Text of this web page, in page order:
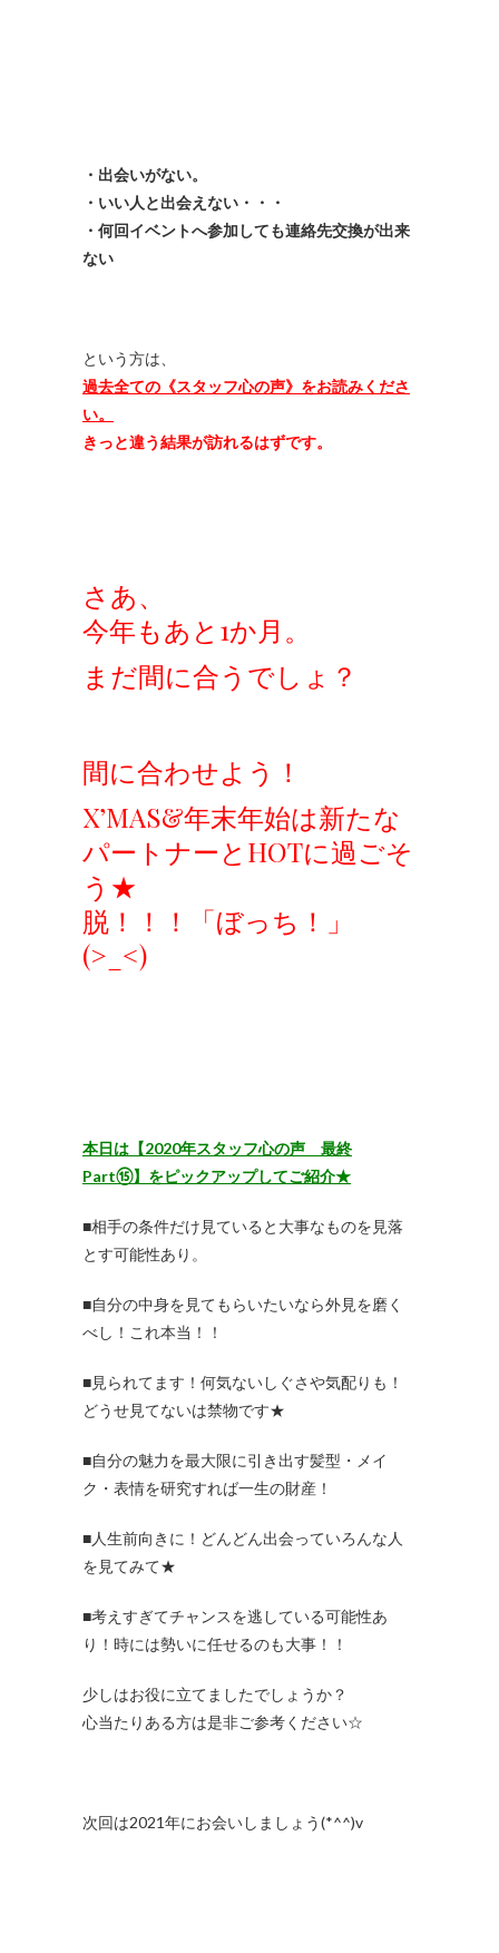
・出会いがない。
・いい人と出会えない・・・
・何回イベントへ参加しても連絡先交換が出来
ない
という方は、
過去全ての《スタッフ心の声》をお読みくださ
い。
きっと違う結果が訪れるはずです。
さあ、
今年もあと1か月。
まだ間に合うでしょ？
間に合わせよう！
X’MAS&年末年始は新たな
パートナーとHOTに過ごそ
う★
脱！！！「ぼっち！」
(>_<)
本日は【2020年スタッフ心の声 最終
Part⑮】をピックアップしてご紹介★
■相手の条件だけ見ていると大事なものを見落
とす可能性あり。
■自分の中身を見てもらいたいなら外見を磨く
べし！これ本当！！
■見られてます！何気ないしぐさや気配りも！
どうせ見てないは禁物です★
■自分の魅力を最大限に引き出す髪型・メイ
ク・表情を研究すれば一生の財産！
■人生前向きに！どんどん出会っていろんな人
を見てみて★
■考えすぎてチャンスを逃している可能性あ
り！時には勢いに任せるのも大事！！
少しはお役に立てましたでしょうか？
心当たりある方は是非ご参考ください☆
次回は2021年にお会いしましょう(*^^)v